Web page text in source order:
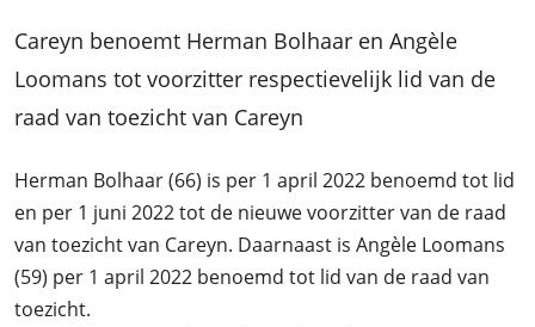
Careyn benoemt Herman Bolhaar en Angèle
Loomans tot voorzitter respectievelijk lid van de
raad van toezicht van Careyn
Herman Bolhaar (66) is per 1 april 2022 benoemd tot lid
en per 1 juni 2022 tot de nieuwe voorzitter van de raad
van toezicht van Careyn. Daarnaast is Angèle Loomans
(59) per 1 april 2022 benoemd tot lid van de raad van
toezicht.